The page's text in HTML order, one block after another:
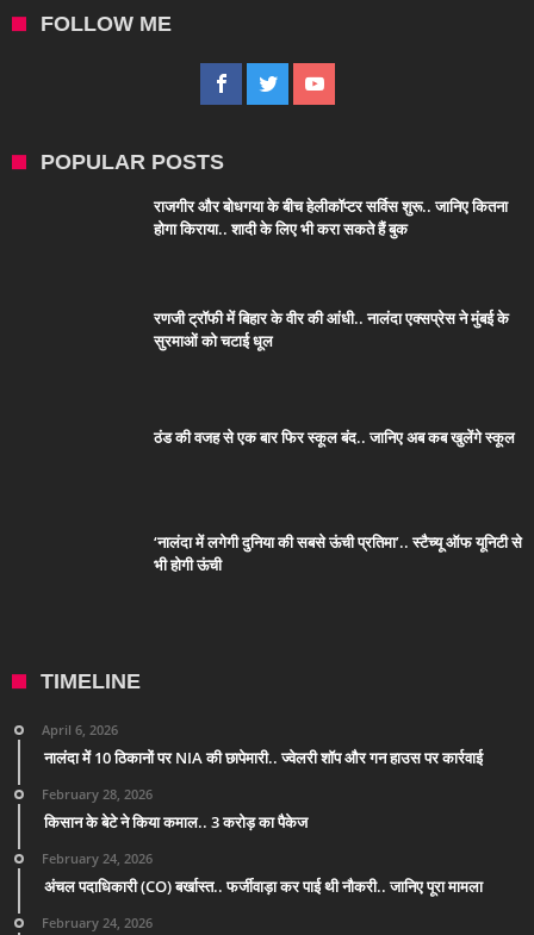
FOLLOW ME
POPULAR POSTS
राजगीर और बोधगया के बीच हेलीकॉप्टर सर्विस शुरू.. जानिए कितना
होगा किराया.. शादी के लिए भी करा सकते हैं बुक
रणजी ट्रॉफी में बिहार के वीर की आंधी.. नालंदा एक्सप्रेस ने मुंबई के
सुरमाओं को चटाई धूल
ठंड की वजह से एक बार फिर स्कूल बंद.. जानिए अब कब खुलेंगे स्कूल
‘नालंदा में लगेगी दुनिया की सबसे ऊंची प्रतिमा’.. स्टैच्यू ऑफ यूनिटी से
भी होगी ऊंची
TIMELINE
April 6, 2026
नालंदा में 10 ठिकानों पर NIA की छापेमारी.. ज्वेलरी शॉप और गन हाउस पर कार्रवाई
February 28, 2026
किसान के बेटे ने किया कमाल.. 3 करोड़ का पैकेज
February 24, 2026
अंचल पदाधिकारी (CO) बर्खास्त.. फर्जीवाड़ा कर पाई थी नौकरी.. जानिए पूरा मामला
February 24, 2026